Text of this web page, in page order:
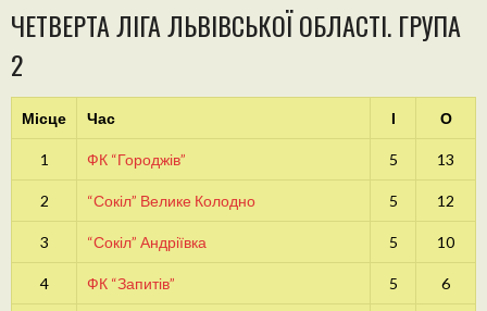
ЧЕТВЕРТА ЛІГА ЛЬВІВСЬКОЇ ОБЛАСТІ. ГРУПА
2
Місце Час І О
1 ФК “Городжів” 5 13
2 “Сокіл” Велике Колодно 5 12
3 “Сокіл” Андріївка 5 10
4 ФК “Запитів” 5 6